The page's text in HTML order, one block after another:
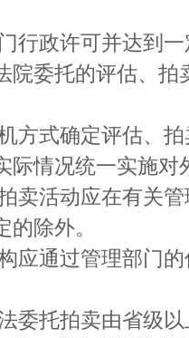
行政许可并达到
院委托的评估、
方式确定评估、
际情况统一实施对
卖活动应在有关
除外。
应通过管理部门
委托拍卖由省级